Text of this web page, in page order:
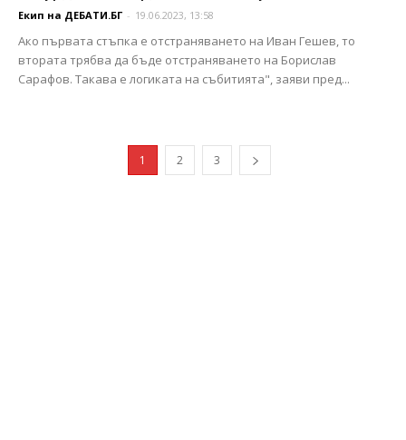
Екип на ДЕБАТИ.БГ - 19.06.2023, 13:58
Ако първата стъпка е отстраняването на Иван Гешев, то
втората трябва да бъде отстраняването на Борислав
Сарафов. Такава е логиката на събитията", заяви пред...
1 2 3